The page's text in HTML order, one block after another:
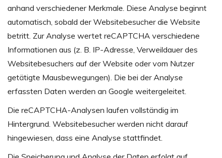
anhand verschiedener Merkmale. Diese Analyse beginnt
automatisch, sobald der Websitebesucher die Website
betritt. Zur Analyse wertet reCAPTCHA verschiedene
Informationen aus (z. B. IP-Adresse, Verweildauer des
Websitebesuchers auf der Website oder vom Nutzer
getätigte Mausbewegungen). Die bei der Analyse
erfassten Daten werden an Google weitergeleitet.
Die reCAPTCHA-Analysen laufen vollständig im
Hintergrund. Websitebesucher werden nicht darauf
hingewiesen, dass eine Analyse stattfindet.